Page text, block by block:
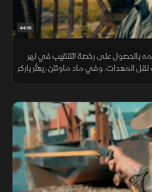
44:15
بالحصول على رخصة التنقيب في نهر
نقل المعدات. وفي ماد ماونتن، يعثر باركر